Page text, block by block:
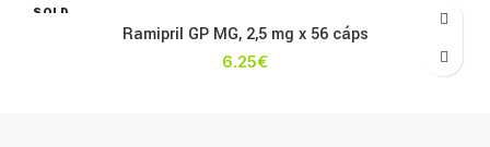
SOLD
Ramipril GP MG, 2,5 mg x 56 cáps
6.25€